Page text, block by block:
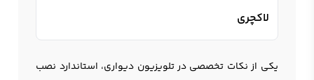
لاکچری
یکی از نکات تخصصی در تلويزيون دیواری، استاندارد نصب